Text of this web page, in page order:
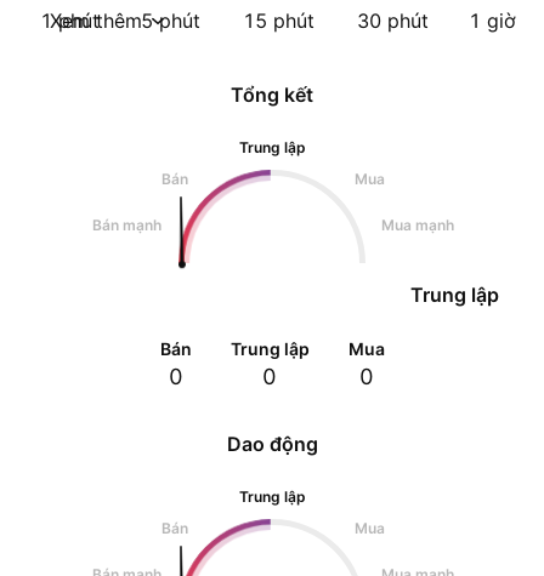
1 phút 5 phút 15 phút 30 phút 1 giờ
Xem thêm
Dao động
Trung lập
Bán
Mua
Tổng kết
Trung lập
Bán
Mua
Bán mạnh Mua mạnh
Trung lập
Bán
0
Trung lập
0
Mua
0